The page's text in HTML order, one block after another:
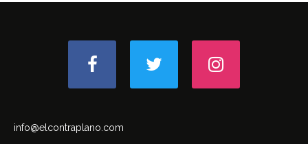
info@elcontraplano.com